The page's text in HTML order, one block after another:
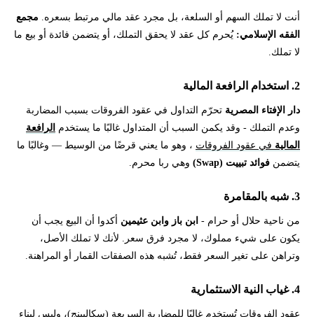
أنت لا تملك السهم أو السلعة، بل مجرد عقد مالي مرتبط بسعره. مجمع
الفقه الإسلامي: يُحرم كل عقد لا يحقق التملك، أو يتضمن فائدة أو بيع ما
لا تملك.
2. استخدام الرافعة المالية
دار الإفتاء المصرية تحرّم التداول في عقود الفروقات بسبب المضاربة
وعدم التملك - وقد يكمن السبب أن المتداول غالبًا ما يستخدم الرافعة
المالية في عقود الفروقات ، وهو ما يعني قرضًا من الوسيط — وغالبًا ما
يتضمن فوائد تبييت (Swap) وهي ربا محرم.
3. شبه بالمقامرة
من ناحية حلال أو حرام - ابن باز وابن عثيمين أكدوا أن البيع يجب أن
يكون على شيء مملوك، لا مجرد فرق سعر. لأنك لا تملك الأصل،
وتراهن على تغير السعر فقط، تُشبه هذه الصفقات القمار أو المراهنة.
4. غياب النية الاستثمارية
عقود الفروقات تُستخدم غالبًا للمضاربة السريعة (سكالبينج)، وليس لبناء